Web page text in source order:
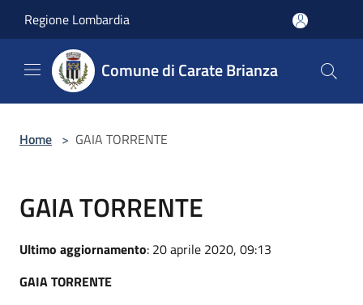
Regione Lombardia
Comune di Carate Brianza
Home > GAIA TORRENTE
GAIA TORRENTE
Ultimo aggiornamento: 20 aprile 2020, 09:13
GAIA TORRENTE